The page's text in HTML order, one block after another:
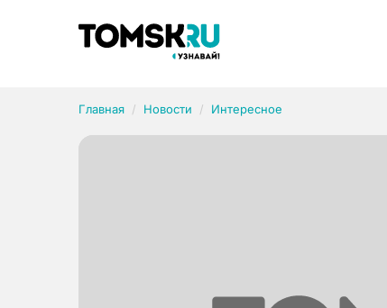
Главная Новости Интересное
Рубрики